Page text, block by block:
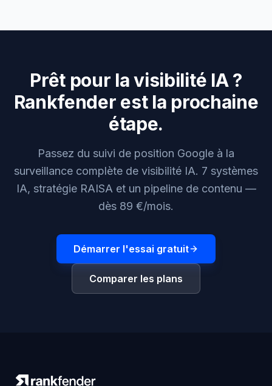
Prêt pour la visibilité IA ?
Rankfender est la prochaine
étape.
Passez du suivi de position Google à la
surveillance complète de visibilité IA. 7 systèmes
IA, stratégie RAISA et un pipeline de contenu —
dès 89 €/mois.
Démarrer l'essai gratuit
Comparer les plans